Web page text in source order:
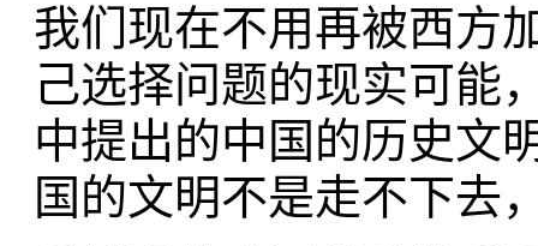
我们现在不用再被西方
己选择问题的现实可能
中提出的中国的历史文
国的文明不是走不下去